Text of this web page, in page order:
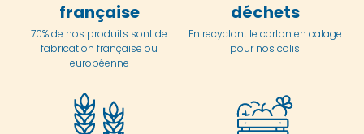
française
70% de nos produits sont de
fabrication française ou
européenne
déchets
En recyclant le carton en calage
pour nos colis